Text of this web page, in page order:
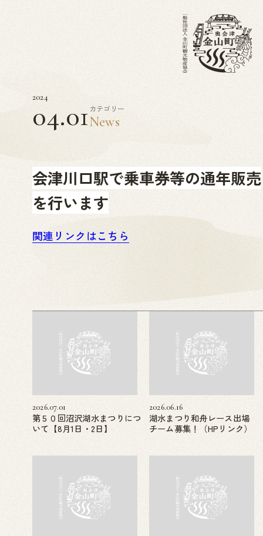
2024
04.01 カテゴリー
News
会津川口駅で乗車券等の通年販売
を行います
関連リンクはこちら
2026.07.01
第５０回沼沢湖水まつりにつ
いて【8月1日・2日】
2026.06.16
湖水まつり和舟レース出場
チーム募集！（HPリンク）